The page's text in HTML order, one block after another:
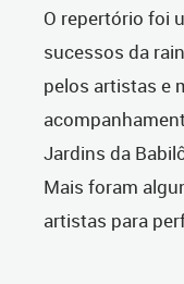
O repertório foi
sucessos da
pelos artistas e
Jardins da
Mais foram
artistas para